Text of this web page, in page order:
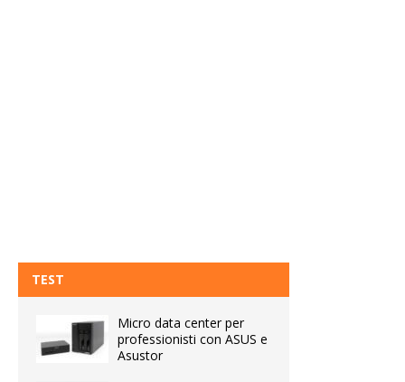
TEST
Micro data center per
professionisti con ASUS e
Asustor